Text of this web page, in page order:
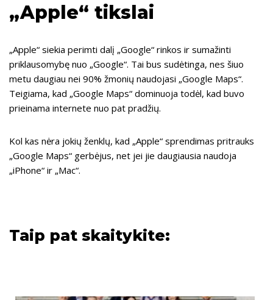
„Apple“ tikslai
„Apple“ siekia perimti dalį „Google“ rinkos ir sumažinti
priklausomybę nuo „Google“. Tai bus sudėtinga, nes šiuo
metu daugiau nei 90% žmonių naudojasi „Google Maps“.
Teigiama, kad „Google Maps“ dominuoja todėl, kad buvo
prieinama internete nuo pat pradžių.
Kol kas nėra jokių ženklų, kad „Apple“ sprendimas pritrauks
„Google Maps“ gerbėjus, net jei jie daugiausia naudoja
„iPhone“ ir „Mac“.
Taip pat skaitykite: